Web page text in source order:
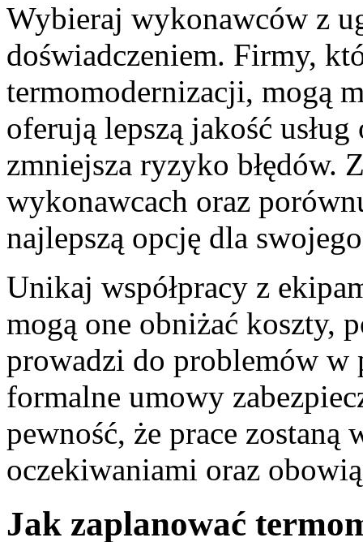
Wybieraj wykonawców z
doświadczeniem. Firmy,
termomodernizacji, mogą
oferują lepszą jakość
zmniejsza ryzyko błędów.
wykonawcach oraz
najlepszą opcję dla
Unikaj współpracy z
mogą one obniżać koszty,
prowadzi do problemów w
formalne umowy
pewność, że prace
oczekiwaniami oraz
Jak zaplanować